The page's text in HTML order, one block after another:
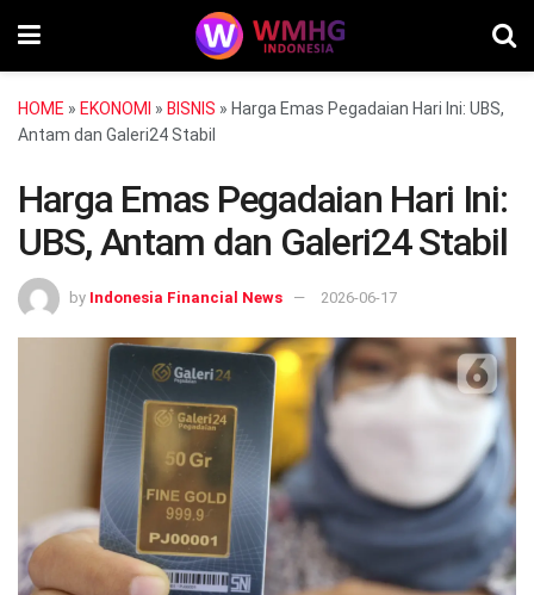
HOME » EKONOMI » BISNIS » Harga Emas Pegadaian Hari Ini: UBS,
Antam dan Galeri24 Stabil
Harga Emas Pegadaian Hari Ini:
UBS, Antam dan Galeri24 Stabil
by Indonesia Financial News 2026-06-17